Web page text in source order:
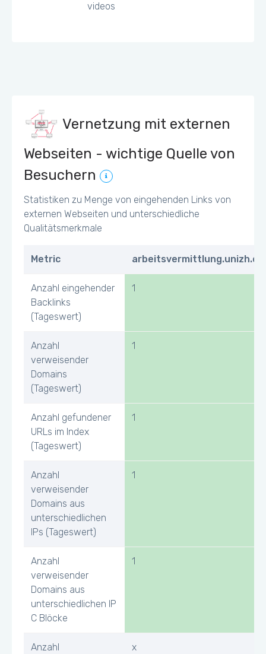
videos
Vernetzung mit externen
Webseiten - wichtige Quelle von
Besuchern
Statistiken zu Menge von eingehenden Links von
externen Webseiten und unterschiedliche
Qualitätsmerkmale
Metric arbeitsvermittlung.unizh.ch
Anzahl eingehender
Backlinks
(Tageswert)
1
Anzahl
verweisender
Domains
(Tageswert)
1
Anzahl gefundener
URLs im Index
(Tageswert)
1
Anzahl
verweisender
Domains aus
unterschiedlichen
IPs (Tageswert)
1
Anzahl
verweisender
Domains aus
unterschiedlichen IP
C Blöcke
1
Anzahl x